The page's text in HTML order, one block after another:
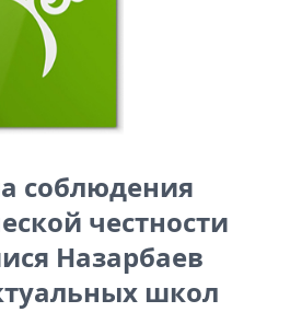
соблюдения
честности
Назарбаев
школ